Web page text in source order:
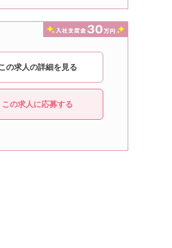
の求人の詳細を見る
この求人に応募する